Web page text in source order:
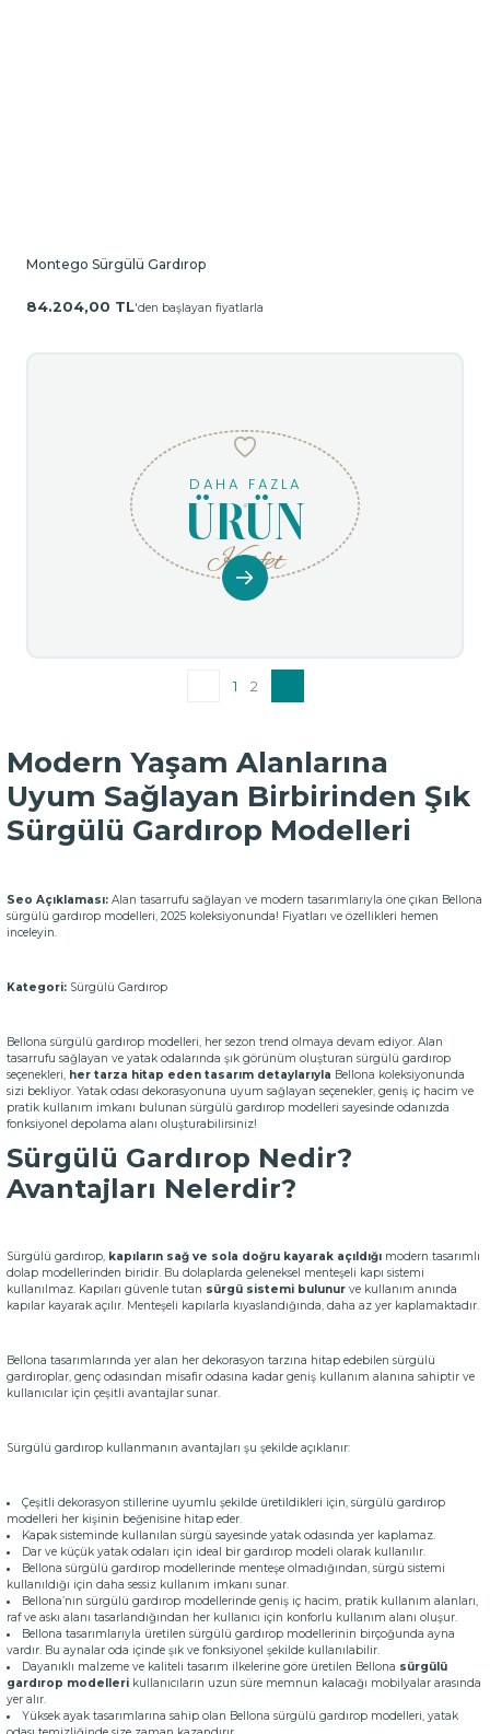
Montego Sürgülü Gardırop
84.204,00 TL'den başlayan fiyatlarla
DAHA FAZLA
ÜRÜN
Keşfet
1 2
Modern Yaşam Alanlarına
Uyum Sağlayan Birbirinden Şık
Sürgülü Gardırop Modelleri
Seo Açıklaması: Alan tasarrufu sağlayan ve modern tasarımlarıyla öne çıkan Bellona
sürgülü gardırop modelleri, 2025 koleksiyonunda! Fiyatları ve özellikleri hemen
inceleyin.
Kategori: Sürgülü Gardırop
Bellona sürgülü gardırop modelleri, her sezon trend olmaya devam ediyor. Alan
tasarrufu sağlayan ve yatak odalarında şık görünüm oluşturan sürgülü gardırop
seçenekleri, her tarza hitap eden tasarım detaylarıyla Bellona koleksiyonunda
sizi bekliyor. Yatak odası dekorasyonuna uyum sağlayan seçenekler, geniş iç hacim ve
pratik kullanım imkanı bulunan sürgülü gardırop modelleri sayesinde odanızda
fonksiyonel depolama alanı oluşturabilirsiniz!
Sürgülü Gardırop Nedir?
Avantajları Nelerdir?
Sürgülü gardırop, kapıların sağ ve sola doğru kayarak açıldığı modern tasarımlı
dolap modellerinden biridir. Bu dolaplarda geleneksel menteşeli kapı sistemi
kullanılmaz. Kapıları güvenle tutan sürgü sistemi bulunur ve kullanım anında
kapılar kayarak açılır. Menteşeli kapılarla kıyaslandığında, daha az yer kaplamaktadır.
Bellona tasarımlarında yer alan her dekorasyon tarzına hitap edebilen sürgülü
gardıroplar, genç odasından misafir odasına kadar geniş kullanım alanına sahiptir ve
kullanıcılar için çeşitli avantajlar sunar.
Sürgülü gardırop kullanmanın avantajları şu şekilde açıklanır:
Çeşitli dekorasyon stillerine uyumlu şekilde üretildikleri için, sürgülü gardırop
modelleri her kişinin beğenisine hitap eder.
Kapak sisteminde kullanılan sürgü sayesinde yatak odasında yer kaplamaz.
Dar ve küçük yatak odaları için ideal bir gardırop modeli olarak kullanılır.
Bellona sürgülü gardırop modellerinde menteşe olmadığından, sürgü sistemi
kullanıldığı için daha sessiz kullanım imkanı sunar.
Bellona’nın sürgülü gardırop modellerinde geniş iç hacim, pratik kullanım alanları,
raf ve askı alanı tasarlandığından her kullanıcı için konforlu kullanım alanı oluşur.
Bellona tasarımlarıyla üretilen sürgülü gardırop modellerinin birçoğunda ayna
vardır. Bu aynalar oda içinde şık ve fonksiyonel şekilde kullanılabilir.
Dayanıklı malzeme ve kaliteli tasarım ilkelerine göre üretilen Bellona sürgülü
gardırop modelleri kullanıcıların uzun süre memnun kalacağı mobilyalar arasında
yer alır.
Yüksek ayak tasarımlarına sahip olan Bellona sürgülü gardırop modelleri, yatak